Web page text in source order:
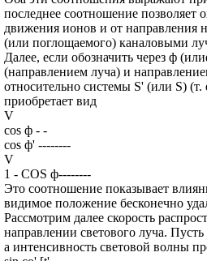
последнее соотношение позволяет
движения ионов и от направления
(или поглощаемого) каналовыми
Далее, если обозначить через ф
(направлением луча) и
относительно системы S' (или S)
приобретает вид
V
cos ф - -
cos ф' --------
V
1 - COS ф--------
Это соотношение показывает
видимое положение бесконечно
Рассмотрим далее скорость
направлении светового луча.
а интенсивность световой волны